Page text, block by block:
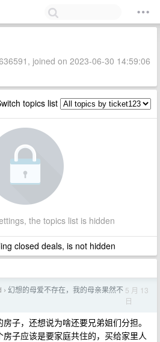
joined on 2023-06-30 14:59:06
topics list
the topics list is hidden
closed deals, is not hidden
› 幻想的母爱不存在，我的母亲果然不 5 月 13
日
子，还想说为啥还要兄弟姐们分担。
子应该是要家庭共住的，买给家里人